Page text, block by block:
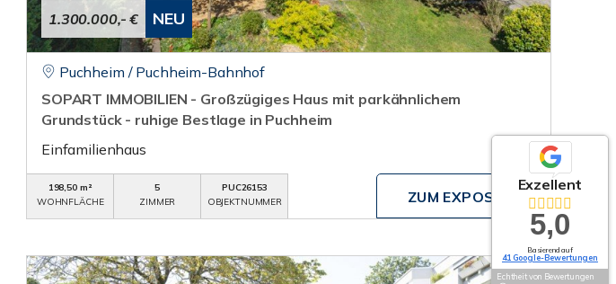
1.300.000,- € NEU
Puchheim / Puchheim-Bahnhof
SOPART IMMOBILIEN - Großzügiges Haus mit parkähnlichem
Grundstück - ruhige Bestlage in Puchheim
Einfamilienhaus
198,50 m²
WOHNFLÄCHE
5
ZIMMER
PUC26153
OBJEKTNUMMER
ZUM EXPOSÉ
Exzellent
5,0
Basierend auf
41 Google-Bewertungen
Echtheit von Bewertungen